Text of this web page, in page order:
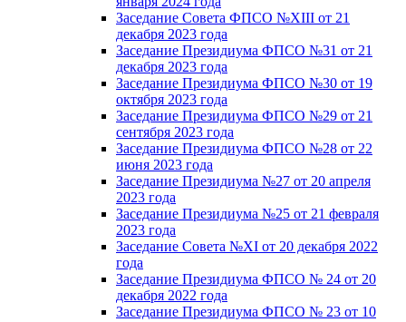
Заседание Совета ФПСО №XIII от 21
декабря 2023 года
Заседание Президиума ФПСО №31 от 21
декабря 2023 года
Заседание Президиума ФПСО №30 от 19
октября 2023 года
Заседание Президиума ФПСО №29 от 21
сентября 2023 года
Заседание Президиума ФПСО №28 от 22
июня 2023 года
Заседание Президиума №27 от 20 апреля
2023 года
Заседание Президиума №25 от 21 февраля
2023 года
Заседание Совета №XI от 20 декабря 2022
года
Заседание Президиума ФПСО № 24 от 20
декабря 2022 года
Заседание Президиума ФПСО № 23 от 10